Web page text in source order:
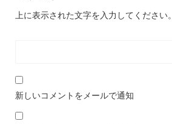
上に表示された文字を入力してください。
新しいコメントをメールで通知